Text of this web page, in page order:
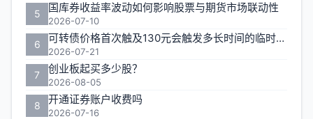
5 国库券收益率波动如何影响股票与期货市场联动性
2026-07-10
6 可转债价格首次触及130元会触发多长时间的临时停牌
2026-07-21
7 创业板起买多少股？
2026-08-05
8 开通证券账户收费吗
2026-07-16